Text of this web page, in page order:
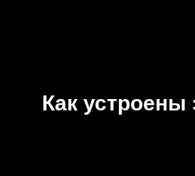
Как устроены